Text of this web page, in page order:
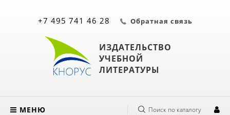
ИЗДАТЕЛЬСТВО
УЧЕБНОЙ
ЛИТЕРАТУРЫ
+7 495 741 46 28 Обратная связь
МЕНЮ Поиск по каталогу